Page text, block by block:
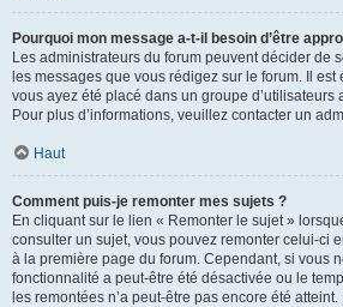
Pourquoi mon message a-t-il besoin d’être
Les administrateurs du forum peuvent décider de
les messages que vous rédigez sur le forum. Il
vous ayez été placé dans un groupe d’utilisateurs
Pour plus d’informations, veuillez contacter un
Haut
Comment puis-je remonter mes sujets ?
En cliquant sur le lien « Remonter le sujet »
consulter un sujet, vous pouvez remonter celui-ci
à la première page du forum. Cependant, si vous
fonctionnalité a peut-être été désactivée ou le
les remontées n’a peut-être pas encore été